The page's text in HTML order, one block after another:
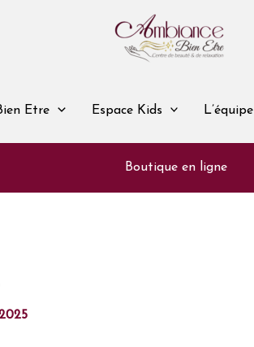
Etre Espace Kids L’équipe
Boutique en ligne